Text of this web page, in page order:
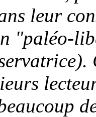
leur
"paléo-